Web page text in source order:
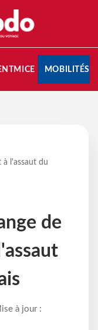
MICE MOBILITÉS
à l'assaut du
de
à jour :